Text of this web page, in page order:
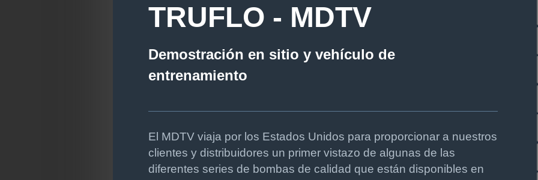
TRUFLO - MDTV
Demostración en sitio y vehículo de
entrenamiento
El MDTV viaja por los Estados Unidos para proporcionar a nuestros
clientes y distribuidores un primer vistazo de algunas de las
diferentes series de bombas de calidad que están disponibles en